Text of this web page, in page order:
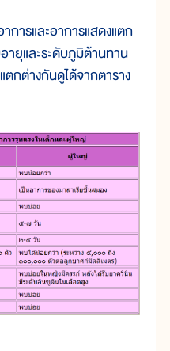
ารและอาการแสดงแตก
ยุและระดับภูมิต้านทาน
กต่างกันดูได้จากตาราง